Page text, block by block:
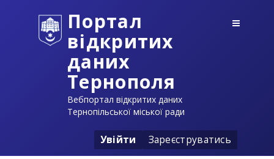
Портал
відкритих
даних
Тернополя
Вебпортал відкритих даних
Тернопільської міської ради
Увійти Зареєструватись